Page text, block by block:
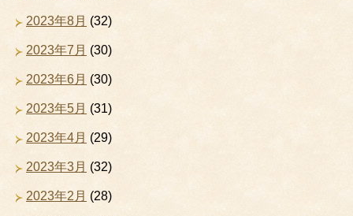
2023年8月 (32)
2023年7月 (30)
2023年6月 (30)
2023年5月 (31)
2023年4月 (29)
2023年3月 (32)
2023年2月 (28)